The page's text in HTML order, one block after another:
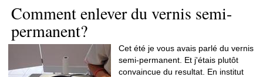
Comment enlever du vernis semi-
permanent?
Cet été je vous avais parlé du vernis
semi-permanent. Et j'étais plutôt
convaincue du resultat. En institut